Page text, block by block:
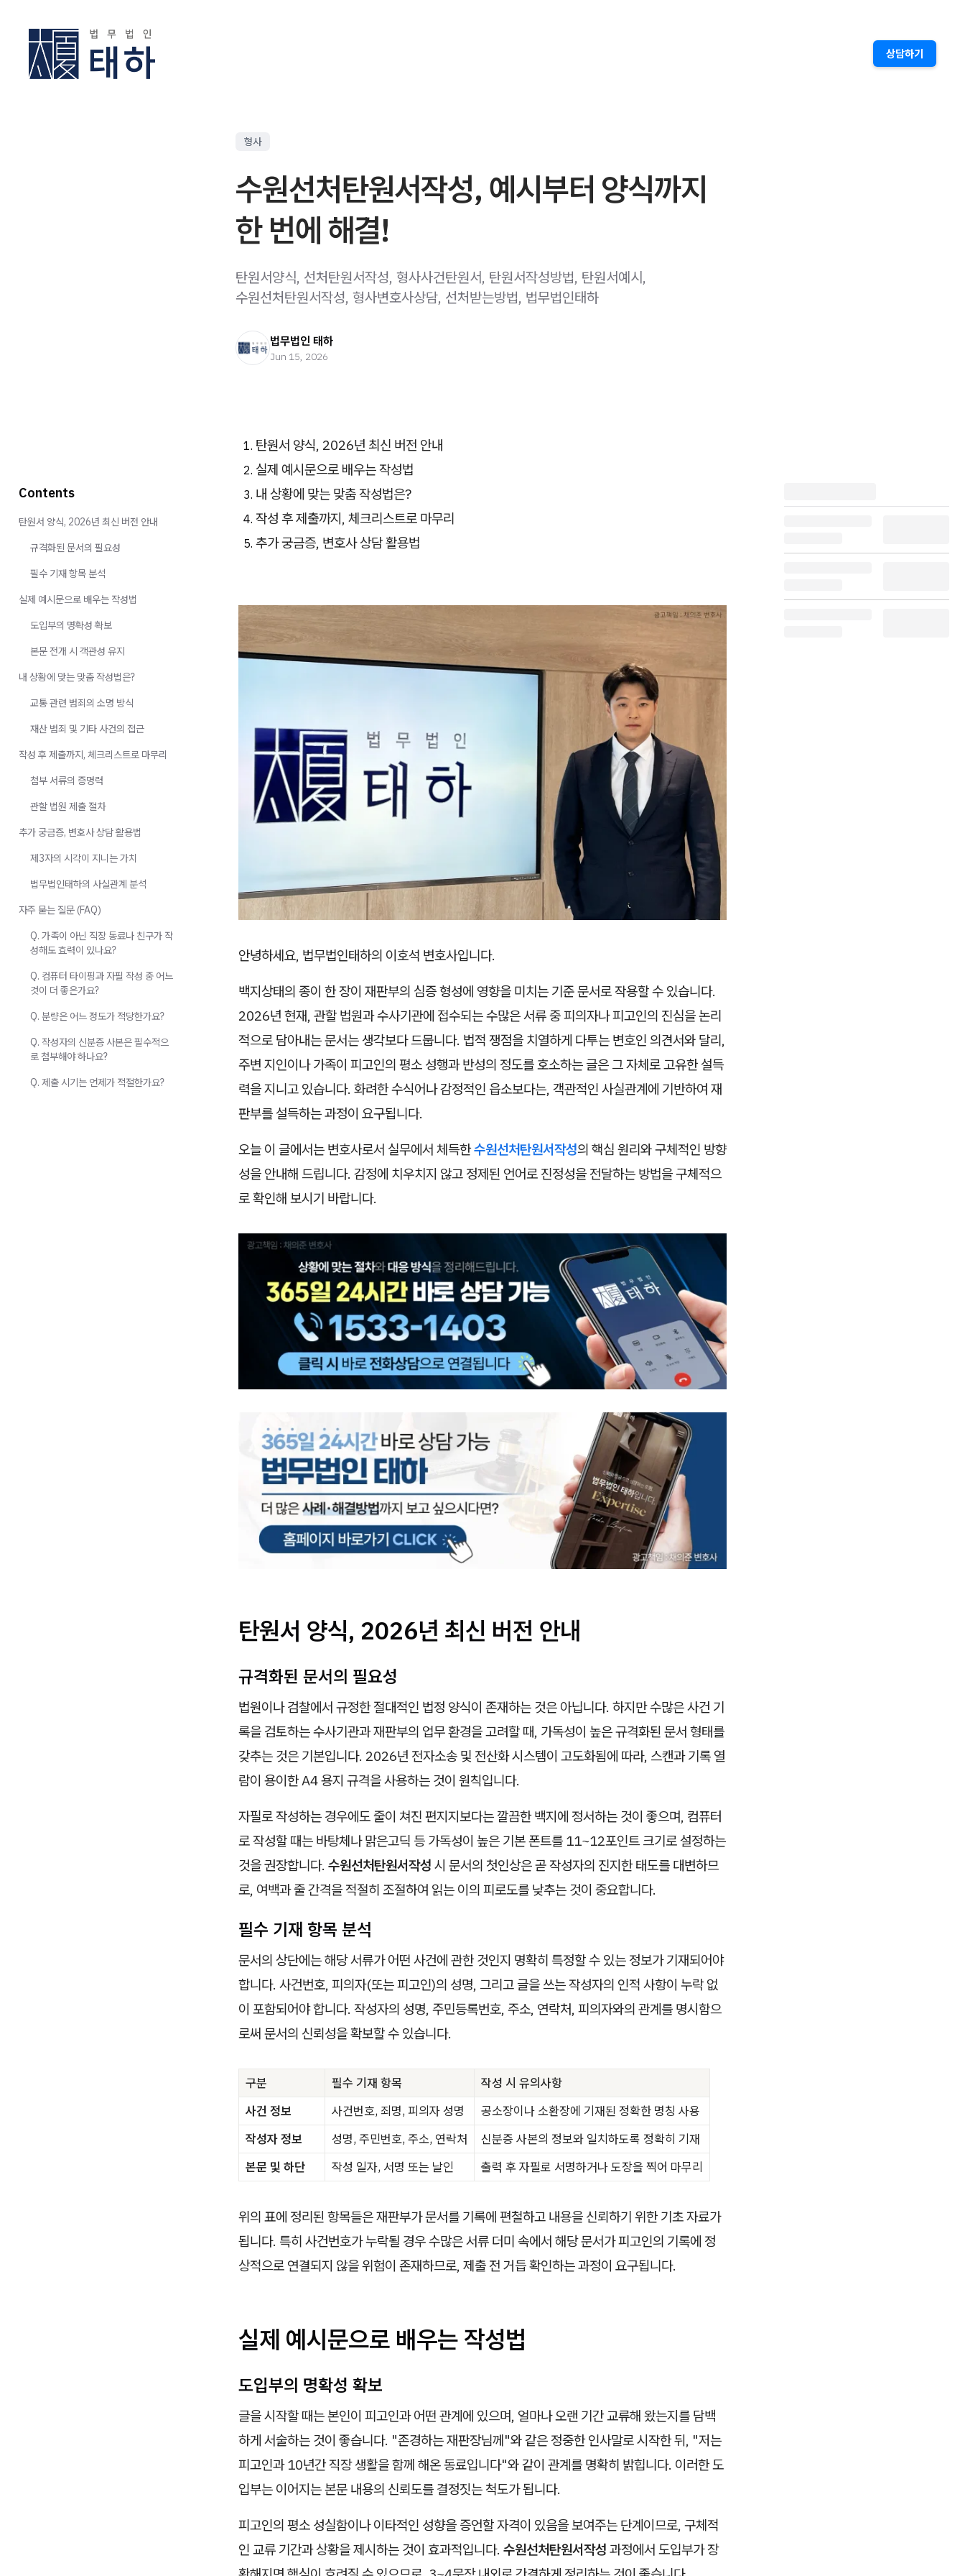
상담하기
형사
수원선처탄원서작성, 예시부터 양식까지
한 번에 해결!
탄원서양식, 선처탄원서작성, 형사사건탄원서, 탄원서작성방법, 탄원서예시,
수원선처탄원서작성, 형사변호사상담, 선처받는방법, 법무법인태하
법무법인 태하
Jun 15, 2026
탄원서 양식, 2026년 최신 버전 안내
실제 예시문으로 배우는 작성법
내 상황에 맞는 맞춤 작성법은?
작성 후 제출까지, 체크리스트로 마무리
추가 궁금증, 변호사 상담 활용법
안녕하세요, 법무법인태하의 이호석 변호사입니다.
백지상태의 종이 한 장이 재판부의 심증 형성에 영향을 미치는 기준 문서로 작용할 수 있습니다.
2026년 현재, 관할 법원과 수사기관에 접수되는 수많은 서류 중 피의자나 피고인의 진심을 논리
적으로 담아내는 문서는 생각보다 드뭅니다. 법적 쟁점을 치열하게 다투는 변호인 의견서와 달리,
주변 지인이나 가족이 피고인의 평소 성행과 반성의 정도를 호소하는 글은 그 자체로 고유한 설득
력을 지니고 있습니다. 화려한 수식어나 감정적인 읍소보다는, 객관적인 사실관계에 기반하여 재
판부를 설득하는 과정이 요구됩니다.
오늘 이 글에서는 변호사로서 실무에서 체득한수원선처탄원서작성의 핵심 원리와 구체적인 방향
성을 안내해 드립니다. 감정에 치우치지 않고 정제된 언어로 진정성을 전달하는 방법을 구체적으
로 확인해 보시기 바랍니다.
탄원서 양식, 2026년 최신 버전 안내
규격화된 문서의 필요성
법원이나 검찰에서 규정한 절대적인 법정 양식이 존재하는 것은 아닙니다. 하지만 수많은 사건 기
록을 검토하는 수사기관과 재판부의 업무 환경을 고려할 때, 가독성이 높은 규격화된 문서 형태를
갖추는 것은 기본입니다. 2026년 전자소송 및 전산화 시스템이 고도화됨에 따라, 스캔과 기록 열
람이 용이한 A4 용지 규격을 사용하는 것이 원칙입니다.
자필로 작성하는 경우에도 줄이 쳐진 편지지보다는 깔끔한 백지에 정서하는 것이 좋으며, 컴퓨터
로 작성할 때는 바탕체나 맑은고딕 등 가독성이 높은 기본 폰트를 11~12포인트 크기로 설정하는
것을 권장합니다. 수원선처탄원서작성 시 문서의 첫인상은 곧 작성자의 진지한 태도를 대변하므
로, 여백과 줄 간격을 적절히 조절하여 읽는 이의 피로도를 낮추는 것이 중요합니다.
필수 기재 항목 분석
문서의 상단에는 해당 서류가 어떤 사건에 관한 것인지 명확히 특정할 수 있는 정보가 기재되어야
합니다. 사건번호, 피의자(또는 피고인)의 성명, 그리고 글을 쓰는 작성자의 인적 사항이 누락 없
이 포함되어야 합니다. 작성자의 성명, 주민등록번호, 주소, 연락처, 피의자와의 관계를 명시함으
로써 문서의 신뢰성을 확보할 수 있습니다.
구분 필수 기재 항목
작성 시 유의사항
사건 정보
사건번호, 죄명, 피의자 성명
공소장이나 소환장에 기재된 정확한 명칭 사용
작성자 정보
성명, 주민번호, 주소, 연락처
신분증 사본의 정보와 일치하도록 정확히 기재
본문 및 하단
작성 일자, 서명 또는 날인 출력 후 자필로 서명하거나 도장을 찍어 마무리
위의 표에 정리된 항목들은 재판부가 문서를 기록에 편철하고 내용을 신뢰하기 위한 기초 자료가
됩니다. 특히 사건번호가 누락될 경우 수많은 서류 더미 속에서 해당 문서가 피고인의 기록에 정
상적으로 연결되지 않을 위험이 존재하므로, 제출 전 거듭 확인하는 과정이 요구됩니다.
실제 예시문으로 배우는 작성법
도입부의 명확성 확보
글을 시작할 때는 본인이 피고인과 어떤 관계에 있으며, 얼마나 오랜 기간 교류해 왔는지를 담백
하게 서술하는 것이 좋습니다. "존경하는 재판장님께"와 같은 정중한 인사말로 시작한 뒤, "저는
피고인과 10년간 직장 생활을 함께 해온 동료입니다"와 같이 관계를 명확히 밝힙니다. 이러한 도
입부는 이어지는 본문 내용의 신뢰도를 결정짓는 척도가 됩니다.
피고인의 평소 성실함이나 이타적인 성향을 증언할 자격이 있음을 보여주는 단계이므로, 구체적
인 교류 기간과 상황을 제시하는 것이 효과적입니다. 수원선처탄원서작성 과정에서 도입부가 장
Contents
탄원서 양식, 2026년 최신 버전 안내
규격화된 문서의 필요성
필수 기재 항목 분석
실제 예시문으로 배우는 작성법
도입부의 명확성 확보
본문 전개 시 객관성 유지
내 상황에 맞는 맞춤 작성법은?
교통 관련 범죄의 소명 방식
재산 범죄 및 기타 사건의 접근
작성 후 제출까지, 체크리스트로 마무리
첨부 서류의 증명력
관할 법원 제출 절차
추가 궁금증, 변호사 상담 활용법
제3자의 시각이 지니는 가치
법무법인태하의 사실관계 분석
자주 묻는 질문 (FAQ)
Q. 가족이 아닌 직장 동료나 친구가 작
성해도 효력이 있나요?
Q. 컴퓨터 타이핑과 자필 작성 중 어느
것이 더 좋은가요?
Q. 분량은 어느 정도가 적당한가요?
Q. 작성자의 신분증 사본은 필수적으
로 첨부해야 하나요?
Q. 제출 시기는 언제가 적절한가요?